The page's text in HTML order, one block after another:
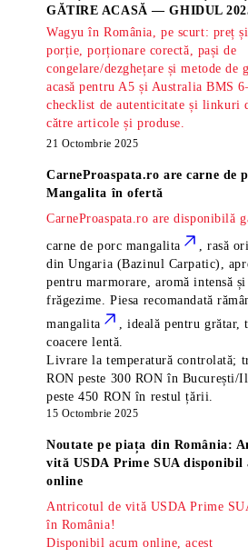
GĂTIRE ACASĂ — GHIDUL
Wagyu în România, pe scurt: preț
porție, porționare corectă, pași de
congelare/dezghețare și metode de
acasă pentru A5 și Australia BMS
checklist de autenticitate și linkuri
către articole și produse.
21 Octombrie 2025
CarneProaspata.ro arecarne de
Mangalita în ofertă
CarneProaspata.ro are disponibilă
carne de porc mangalita
, rasă
din Ungaria (Bazinul Carpatic),
pentru marmorare, aromă intensă și
frăgezime. Piesa recomandată
mangalita
, ideală pentru grătar,
coacere lentă.
Livrare la temperatură controlată;
RON peste 300 RON în București/
peste 450 RON în restul țării.
15 Octombrie 2025
Noutate pe piața din România:
vită USDA Prime SUA disponibil
online
Antricotul de vită USDA Prime
în România!
Disponibil acum online, acest